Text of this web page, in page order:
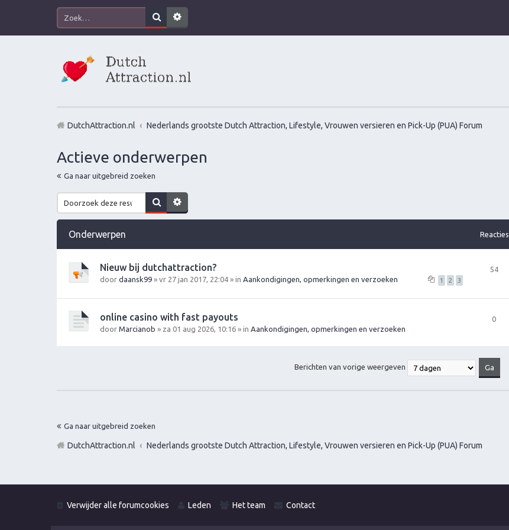
DutchAttraction.nl Nederlands grootste Dutch Attraction, Lifestyle, Vrouwen versieren en Pick-Up (PUA) Forum
Actieve onderwerpen
Ga naar uitgebreid zoeken
Onderwerpen Reacties
Nieuw bij dutchattraction?
1 2 3
door daansk99 » vr 27 jan 2017, 22:04 » in Aankondigingen, opmerkingen en verzoeken
54
online casino with fast payouts
door Marcianob » za 01 aug 2026, 10:16 » in Aankondigingen, opmerkingen en verzoeken
0
Berichten van vorige weergeven
Ga naar uitgebreid zoeken
DutchAttraction.nl Nederlands grootste Dutch Attraction, Lifestyle, Vrouwen versieren en Pick-Up (PUA) Forum
Verwijder alle forumcookies Leden Het team Contact